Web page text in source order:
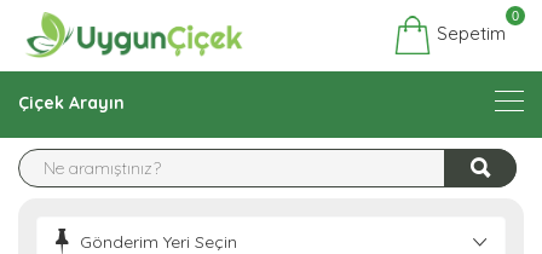
Sepetim
0
Çiçek Arayın
Gönderim Yeri Seçin